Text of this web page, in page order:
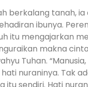
berkalang tanah,
ibunya.
itu mengajarkan
makna
Tuhan.
nuraninya. Tak